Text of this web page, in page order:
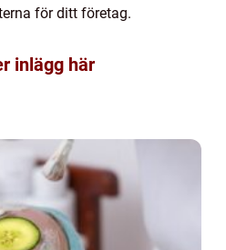
för ditt företag.
inlägg här